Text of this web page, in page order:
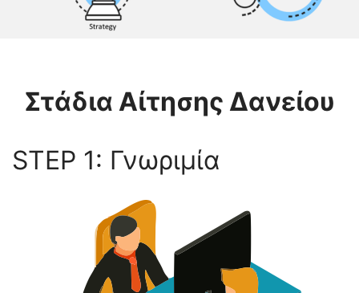
Στάδια Αίτησης Δανείου
STEP 1: Γνωριμία